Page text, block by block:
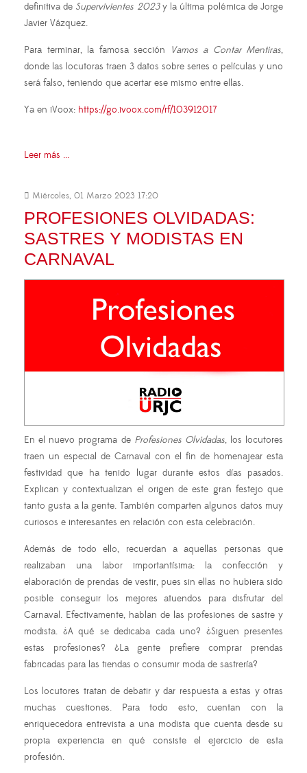
definitiva de Supervivientes 2023y la última polémica de Jorge
Javier Vázquez.
Para terminar, la famosa sección Vamos a Contar Mentiras,
donde las locutoras traen 3 datos sobre series o películas y uno
será falso, teniendo que acertar ese mismo entre ellas.
Ya en iVoox: https://go.ivoox.com/rf/103912017
Leer más ...
Miércoles, 01 Marzo 2023 17:20
PROFESIONES OLVIDADAS:
SASTRES Y MODISTAS EN
CARNAVAL
En el nuevo programa de Profesiones Olvidadas, los locutores
traen un especial de Carnaval con el fin de homenajear esta
festividad que ha tenido lugar durante estos días pasados.
Explican y contextualizan el origen de este gran festejo que
tanto gusta a la gente. También comparten algunos datos muy
curiosos e interesantes en relación con esta celebración.
Además de todo ello, recuerdan a aquellas personas que
realizaban una labor importantísima: la confección y
elaboración de prendas de vestir, pues sin ellas no hubiera sido
posible conseguir los mejores atuendos para disfrutar del
Carnaval. Efectivamente, hablan de las profesiones de sastre y
modista. ¿A qué se dedicaba cada uno? ¿Siguen presentes
estas profesiones? ¿La gente prefiere comprar prendas
fabricadas para las tiendas o consumir moda de sastrería?
Los locutores tratan de debatir y dar respuesta a estas y otras
muchas cuestiones. Para todo esto, cuentan con la
enriquecedora entrevista a una modista que cuenta desde su
propia experiencia en qué consiste el ejercicio de esta
profesión.